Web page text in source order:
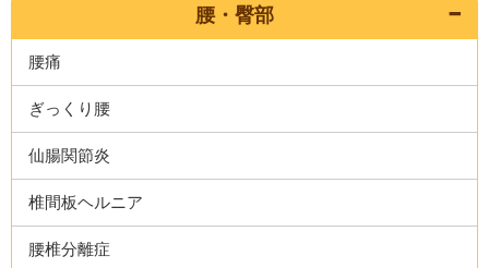
腰・臀部
腰痛
ぎっくり腰
仙腸関節炎
椎間板ヘルニア
腰椎分離症